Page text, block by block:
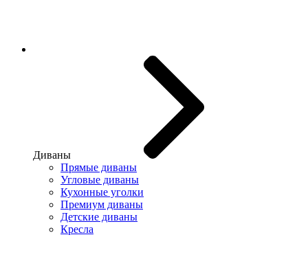
Диваны
Прямые диваны
Угловые диваны
Кухонные уголки
Премиум диваны
Детские диваны
Кресла